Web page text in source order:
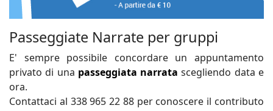
Passeggiate Narrate per gruppi
E' sempre possibile concordare un appuntamento
privato di una passeggiata narrata scegliendo data e
ora.
Contattaci al 338 965 22 88 per conoscere il contributo